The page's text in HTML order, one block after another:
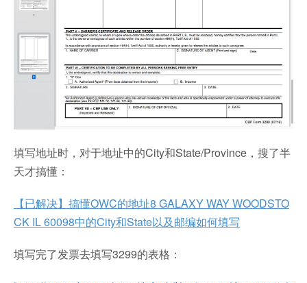
填写地址时，对于地址中的City和State/Province，搜了半
天才搞懂：
【已解决】搞懂OWC的地址8 GALAXY WAY WOODSTO
CK IL 60098中的City和State以及邮编如何填写
填写完了发票去填写3299的表格：